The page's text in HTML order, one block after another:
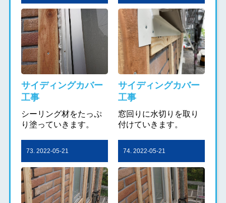
サイディングカバー
工事
シーリング材をたっぷ
り塗っていきます。
サイディングカバー
工事
窓回りに水切りを取り
付けていきます。
73. 2022-05-21 74. 2022-05-21